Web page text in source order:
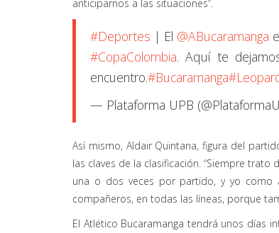
anticiparnos a las situaciones”.
#Deportes | El @ABucaramanga
#CopaColombia. Aquí te
encuentro.#Bucaramanga
— Plataforma UPB
Así mismo, Aldair Quintana, figura del
las claves de la clasificación. “Siempre
una o dos veces por partido, y yo como
compañeros, en todas las líneas, porque
El Atlético Bucaramanga tendrá unos días